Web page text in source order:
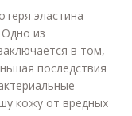
эластина
из
в том,
последствия
кожу от вредных